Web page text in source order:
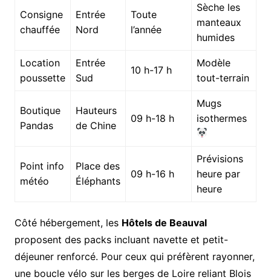
Consigne
chauffée
Entrée
Nord
Toute
l’année
Sèche les
manteaux
humides
Location
poussette
Entrée
Sud
10 h-17 h
Modèle
tout-terrain
Boutique
Pandas
Hauteurs
de Chine
09 h-18 h
Mugs
isothermes
Point info
météo
Place des
Éléphants
09 h-16 h
Prévisions
heure par
heure
Côté hébergement, les Hôtels de Beauval
proposent des packs incluant navette et petit-
déjeuner renforcé. Pour ceux qui préfèrent rayonner,
une boucle vélo sur les berges de Loire reliant Blois